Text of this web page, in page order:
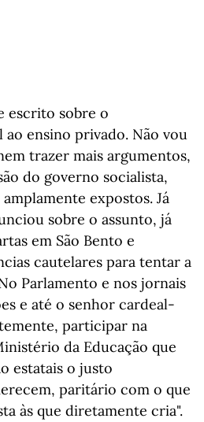
escrito sobre o
ensino privado. Não vou
trazer mais argumentos,
do governo socialista,
expostos. Já
sobre o assunto, já
em São Bento e
cautelares para tentar a
Parlamento e nos jornais
e até o senhor cardeal-
participar na
da Educação que
estatais o justo
paritário com o que
às que diretamente cria".